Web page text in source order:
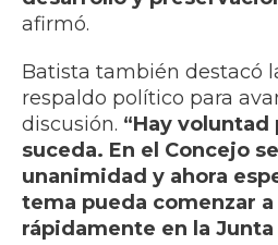
afirmó.
Batista también destacó
respaldo político para
discusión. “Hay voluntad
suceda. En el Concejo
unanimidad y ahora
tema pueda comenzar
rápidamente en la